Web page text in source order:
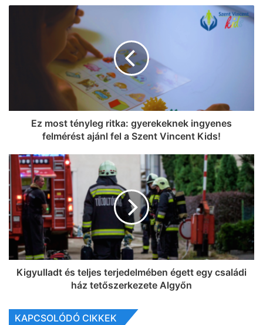
Ez most tényleg ritka: gyerekeknek ingyenes
felmérést ajánl fel a Szent Vincent Kids!
Kigyulladt és teljes terjedelmében égett egy családi
ház tetőszerkezete Algyőn
KAPCSOLÓDÓ CIKKEK